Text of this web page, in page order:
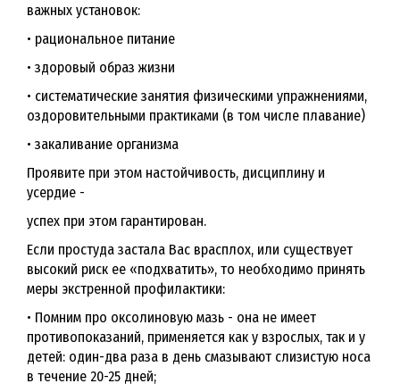
важных установок:
• рациональное питание
• здоровый образ жизни
• систематические занятия физическими упражнениями,
оздоровительными практиками (в том числе плавание)
• закаливание организма
Проявите при этом настойчивость, дисциплину и
усердие -
успех при этом гарантирован.
Если простуда застала Вас врасплох, или существует
высокий риск ее «подхватить», то необходимо принять
меры экстренной профилактики:
• Помним про оксолиновую мазь - она не имеет
противопоказаний, применяется как у взрослых, так и у
детей: один-два раза в день смазывают слизистую носа
в течение 20-25 дней;